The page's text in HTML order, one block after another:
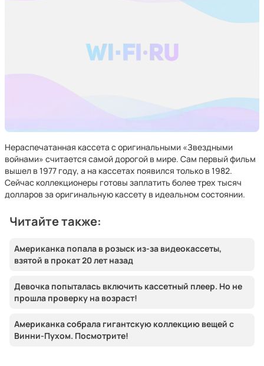
Нераспечатанная кассета с оригинальными «Звездными
войнами» считается самой дорогой в мире. Сам первый фильм
вышел в 1977 году, а на кассетах появился только в 1982.
Сейчас коллекционеры готовы заплатить более трех тысяч
долларов за оригинальную кассету в идеальном состоянии.
Читайте также:
Американка попала в розыск из-за видеокассеты,
взятой в прокат 20 лет назад
Девочка попыталась включить кассетный плеер. Но не
прошла проверку на возраст!
Американка собрала гигантскую коллекцию вещей с
Винни-Пухом. Посмотрите!